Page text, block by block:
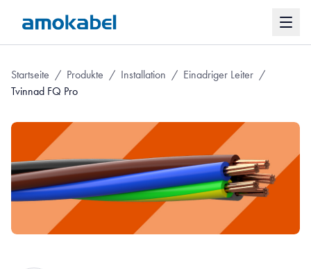
Startseite / Produkte / Installation / Einadriger Leiter /
Tvinnad FQ Pro